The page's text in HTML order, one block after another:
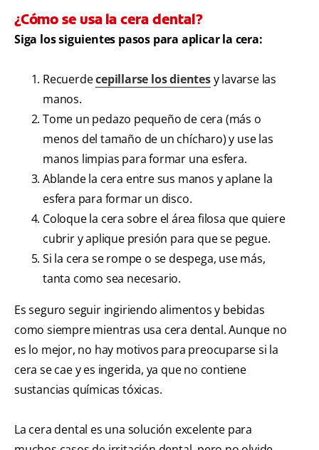
¿Cómo se usa la cera dental?
Siga los siguientes pasos para aplicar la cera:
Recuerdecepillarse los dientesy lavarse las
manos.
Tome un pedazo pequeño de cera (más o
menos del tamaño de un chícharo) y use las
manos limpias para formar una esfera.
Ablande la cera entre sus manos y aplane la
esfera para formar un disco.
Coloque la cera sobre el área filosa que quiere
cubrir y aplique presión para que se pegue.
Si la cera se rompe o se despega, use más,
tanta como sea necesario.
Es seguro seguir ingiriendo alimentos y bebidas
como siempre mientras usa cera dental. Aunque no
es lo mejor, no hay motivos para preocuparse si la
cera se cae y es ingerida, ya que no contiene
sustancias químicas tóxicas.
La cera dental es una solución excelente para